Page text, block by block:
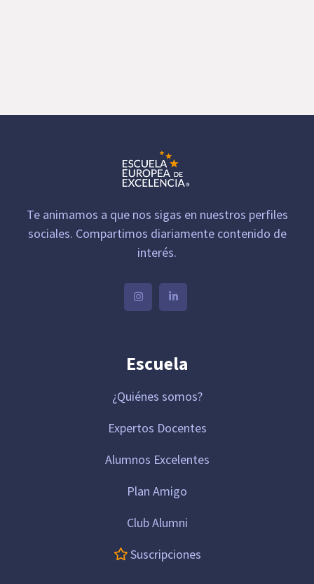
Te animamos a que nos sigas en nuestros perfiles
sociales. Compartimos diariamente contenido de
interés.
Escuela
¿Quiénes somos?
Expertos Docentes
Alumnos Excelentes
Plan Amigo
Club Alumni
Suscripciones